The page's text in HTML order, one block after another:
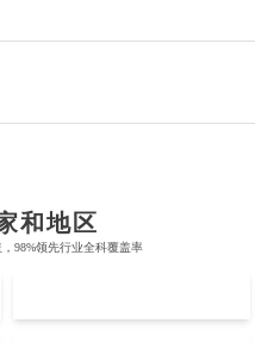
和地区
98%领先行业全科覆盖率
新南威尔士大学
多伦多大学
新加坡国立大学